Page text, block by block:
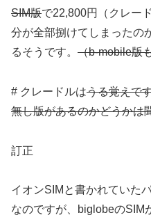
SIM版で22,800円（クレー
分が全部捌けてしまったの
るそうです。 （b-mobile版
# クレードルはうる覚えで
無し版があるのかどうかは
訂正
イオンSIMと書かれていた
なのですが、biglobeのSIM